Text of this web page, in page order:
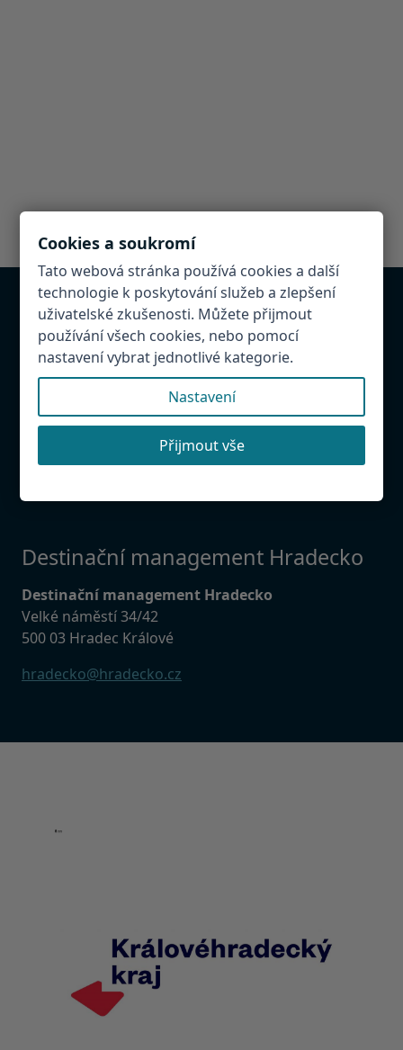
Chcete být v databázi?
Provozujete atrakci, restauraci, penzion v
Hradeckém regionu. Napište nám! Rádi Vás přidáme
Našli jste chybu?
Budeme rádi, když nám ji napíšete, abychom mohli
Destinační management Hradecko
Destinační management Hradecko
Velké náměstí 34/42
500 03 Hradec Králové
hradecko@hradecko.cz
Cookies a soukromí
Tato webová stránka používá cookies a další
technologie k poskytování služeb a zlepšení
uživatelské zkušenosti. Můžete přijmout
používání všech cookies, nebo pomocí
nastavení vybrat jednotlivé kategorie.
Nastavení
Přijmout vše